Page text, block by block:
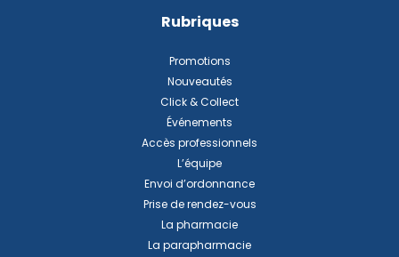
Rubriques
Promotions
Nouveautés
Click & Collect
Événements
Accès professionnels
L’équipe
Envoi d’ordonnance
Prise de rendez-vous
La pharmacie
La parapharmacie